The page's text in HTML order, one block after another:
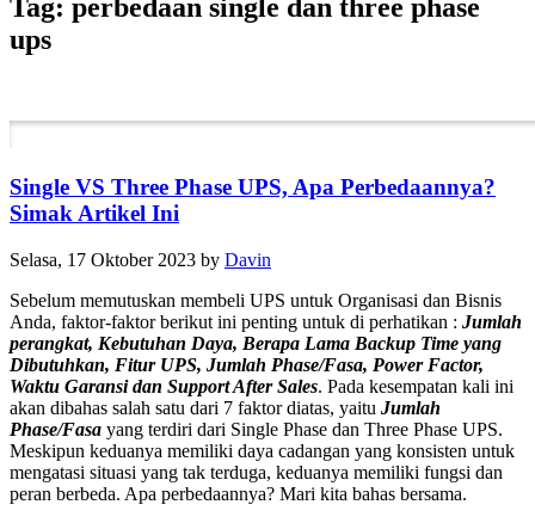
Tag: perbedaan single dan three phase
ups
Single VS Three Phase UPS, Apa Perbedaannya?
Simak Artikel Ini
Selasa, 17 Oktober 2023 by Davin
Sebelum memutuskan membeli UPS untuk Organisasi dan Bisnis
Anda, faktor-faktor berikut ini penting untuk di perhatikan : Jumlah
perangkat, Kebutuhan Daya, Berapa Lama Backup Time yang
Dibutuhkan, Fitur UPS, Jumlah Phase/Fasa, Power Factor,
Waktu Garansi dan Support After Sales. Pada kesempatan kali ini
akan dibahas salah satu dari 7 faktor diatas, yaitu Jumlah
Phase/Fasa yang terdiri dari Single Phase dan Three Phase UPS.
Meskipun keduanya memiliki daya cadangan yang konsisten untuk
mengatasi situasi yang tak terduga, keduanya memiliki fungsi dan
peran berbeda. Apa perbedaannya? Mari kita bahas bersama.